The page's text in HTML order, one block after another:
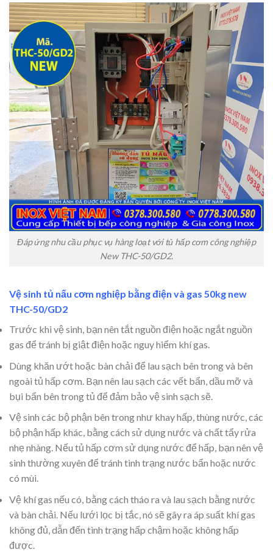
Đáp ứng nhu cầu phục vụ hàng loạt với tủ hấp cơm công nghiệp
New THC-50/GD2.
Vệ sinh tủ nấu cơm nghiệp bằng điện và gas 50kg new
THC-50/GD2
Trước khi vệ sinh, bạn nên tắt nguồn điện hoặc ngắt nguồn
gas để tránh bị giật điện hoặc nguy hiểm khí gas.
Dùng khăn ướt hoặc bàn chải để lau sạch bên trong và bên
ngoài tủ hấp cơm. Bạn nên lau sạch các vết bẩn, dầu mỡ và
bụi bẩn bên trong tủ để đảm bảo vệ sinh sạch sẽ.
Vệ sinh các bộ phận bên trong như khay hấp, thùng nước, các
bộ phận hấp khác, bằng cách sử dụng nước và chất tẩy rửa
nhẹ nhàng. Nếu tủ hấp cơm sử dụng nước để hấp, bạn nên vệ
sinh thường xuyên để tránh tình trạng nước bẩn hoặc nước
có mùi.
Vệ khí gas nếu có, bằng cách tháo ra và lau sạch bằng nước
và bàn chải. Nếu lưới lọc bị tắc, nó sẽ gây ra áp suất khí gas
không đủ, dẫn đến tình trạng hấp chậm hoặc không hấp
được.